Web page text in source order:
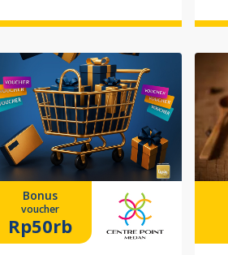
Bonus
voucher
Rp50rb